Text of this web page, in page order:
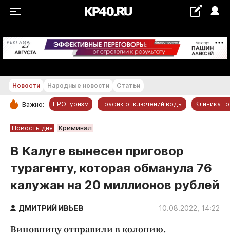
РЕКЛАМА +23...+24 °С
РУБРИКИ
Новости компаний
Статьи
Народные новости
Авто и транспорт
Криминал
Новости Народные новости Статьи
Важно: ПРОтуризм График отключений воды Клиника
Новость дня Криминал
В Калуге вынесен приговор
турагенту, которая обманула 76
калужан на 20 миллионов рублей
ДМИТРИЙ ИВЬЕВ 10.08.2022, 14:22
Виновницу отправили в колонию.